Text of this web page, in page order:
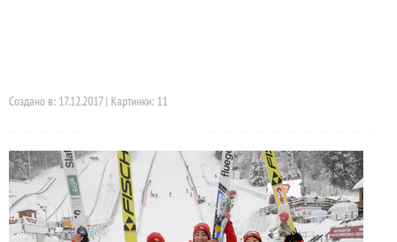
Создано в: 17.12.2017 | Картинки: 11